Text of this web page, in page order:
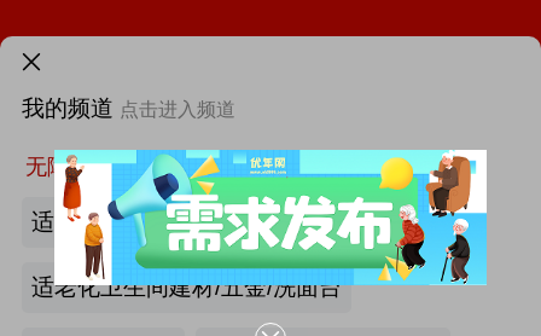
我的频道 点击进入频道
无障碍空间
适老化墙面/天花板
适老化卫生间建材/五金/洗面台
首页 找新闻 找厂商